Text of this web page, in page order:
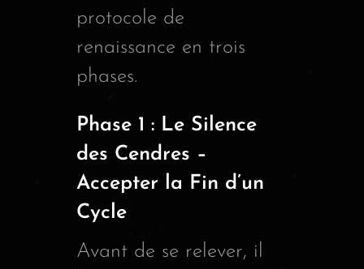
protocole de
renaissance en trois
phases.
Phase 1 : Le Silence
des Cendres –
Accepter la Fin d’un
Cycle
Avant de se relever, il